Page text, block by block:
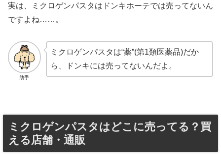
実は、ミクロゲンパスタはドンキホーテでは売ってないん
ですよね……。
助手
ミクロゲンパスタは“薬”(第1類医薬品)だか
ら、ドンキには売ってないんだよ。
ミクロゲンパスタはどこに売ってる？買
える店舗・通販